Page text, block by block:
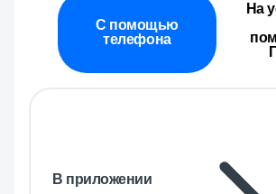
С помощью
телефона
На
В приложении